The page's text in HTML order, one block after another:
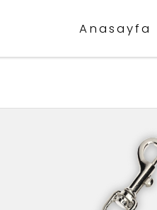
Anasayfa